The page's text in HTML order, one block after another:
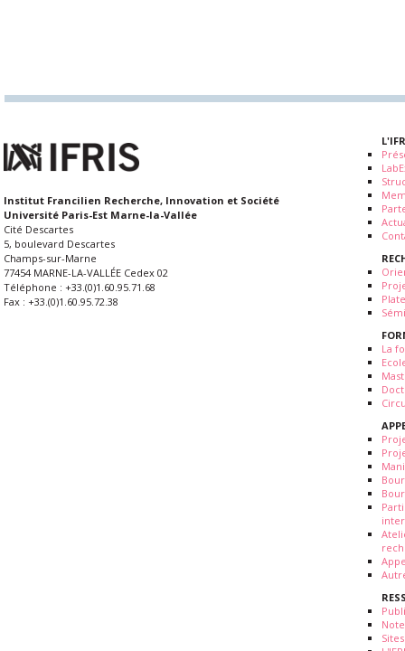
Institut Francilien Recherche, Innovation et Société
Université Paris-Est Marne-la-Vallée
Cité Descartes
5, boulevard Descartes
Champs-sur-Marne
77454 MARNE-LA-VALLÉE Cedex 02
Téléphone : +33.(0)1.60.95.71.68
Fax : +33.(0)1.60.95.72.38
La